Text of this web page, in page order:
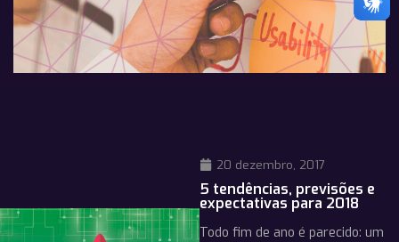
20 dezembro, 2017
5 tendências, previsões e
expectativas para 2018
Todo fim de ano é parecido: um